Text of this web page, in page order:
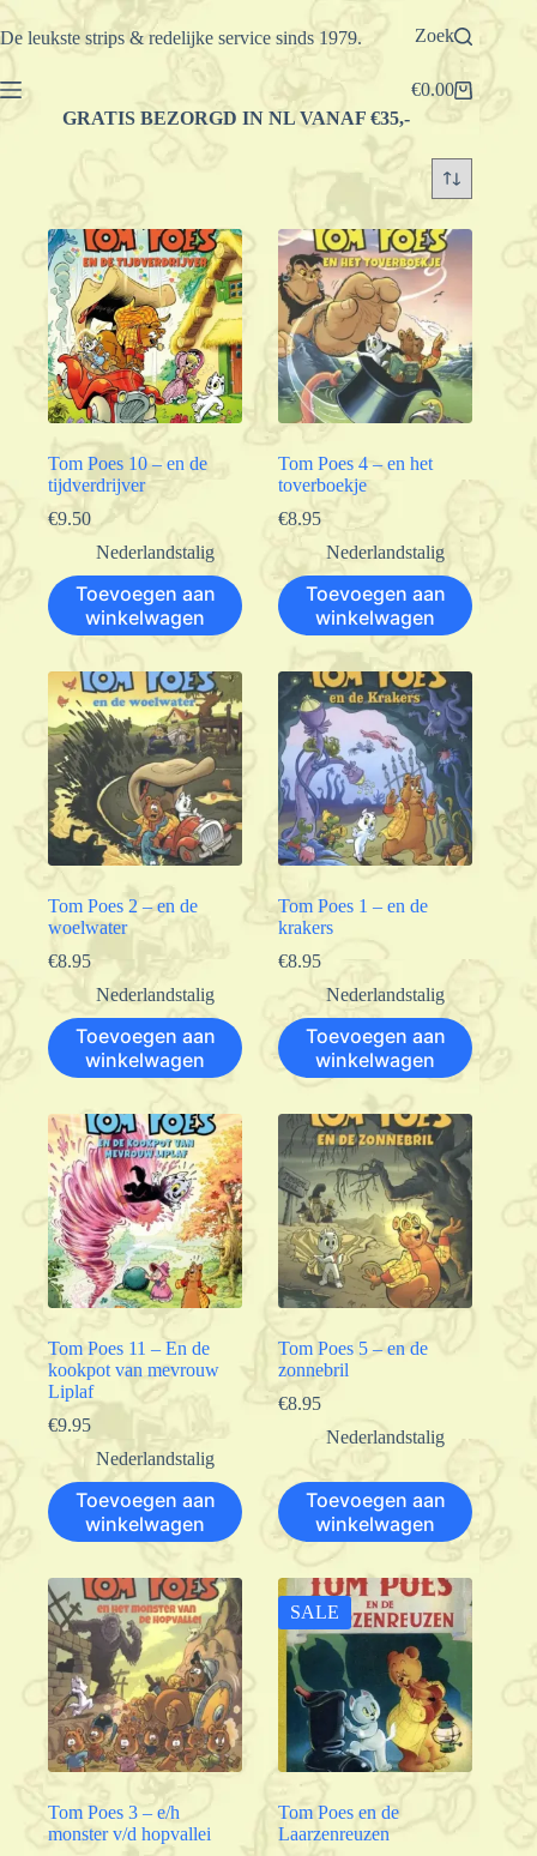
Ga
naar
De leukste strips & redelijke service sinds 1979. Zoek
Winkelwagen
€0.00
GRATIS BEZORGD IN NL VANAF €35,-
Tom Poes 10 – en de
tijdverdrijver
€9.50
Nederlandstalig
Toevoegen aan
winkelwagen
Tom Poes 4 – en het
toverboekje
€8.95
Nederlandstalig
Toevoegen aan
winkelwagen
Tom Poes 2 – en de
woelwater
€8.95
Nederlandstalig
Toevoegen aan
winkelwagen
Tom Poes 1 – en de
krakers
€8.95
Nederlandstalig
Toevoegen aan
winkelwagen
Tom Poes 11 – En de
kookpot van mevrouw
Liplaf
€9.95
Nederlandstalig
Toevoegen aan
winkelwagen
Tom Poes 5 – en de
zonnebril
€8.95
Nederlandstalig
Toevoegen aan
winkelwagen
Tom Poes 3 – e/h
monster v/d hopvallei
SALE
Tom Poes en de
Laarzenreuzen